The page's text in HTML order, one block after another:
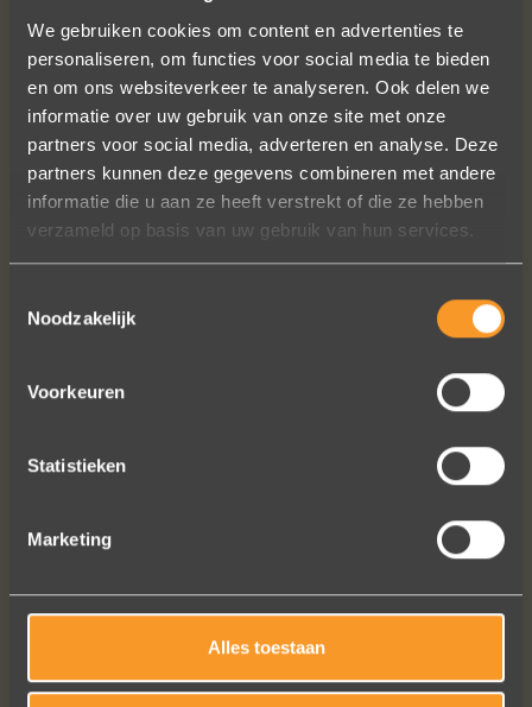
We gebruiken cookies om content en advertenties te
personaliseren, om functies voor social media te bieden
en om ons websiteverkeer te analyseren. Ook delen we
informatie over uw gebruik van onze site met onze
partners voor social media, adverteren en analyse. Deze
partners kunnen deze gegevens combineren met andere
informatie die u aan ze heeft verstrekt of die ze hebben
verzameld op basis van uw gebruik van hun services.
Noodzakelijk
Voorkeuren
Statistieken
Marketing
Alles toestaan
Wat een vakmanschap! De sierraden
zijn gewoon prachtig en subtiel
tegelijk. Héél veel waar voor je geld. In
het echt zijn ze eigenlijk mooier dan
op de foto's.
We bestelden online, maar er wordt